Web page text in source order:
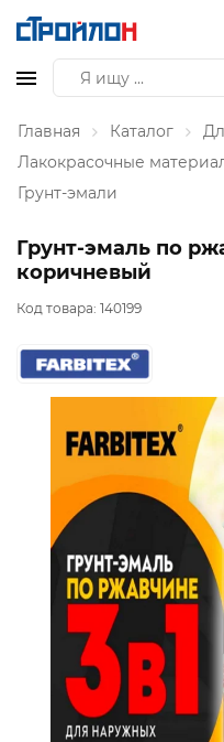
Главная Каталог
Лакокрасочные
Грунт-эмали
Грунт-эмаль по
коричневый
Код товара: 140199